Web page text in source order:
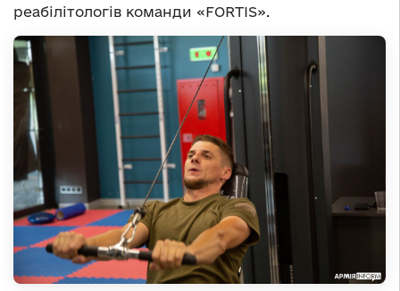
реабілітологів команди «FORTIS».